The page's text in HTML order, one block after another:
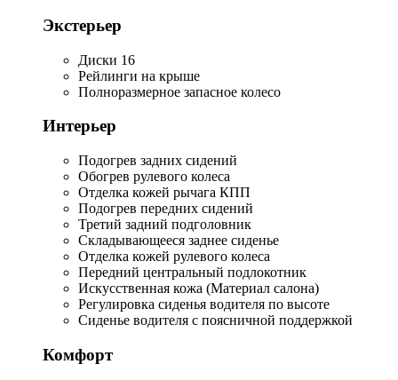
Экстерьер
Диски 16
Рейлинги на крыше
Полноразмерное запасное колесо
Интерьер
Подогрев задних сидений
Обогрев рулевого колеса
Отделка кожей рычага КПП
Подогрев передних сидений
Третий задний подголовник
Складывающееся заднее сиденье
Отделка кожей рулевого колеса
Передний центральный подлокотник
Искусственная кожа (Материал салона)
Регулировка сиденья водителя по высоте
Сиденье водителя с поясничной поддержкой
Комфорт